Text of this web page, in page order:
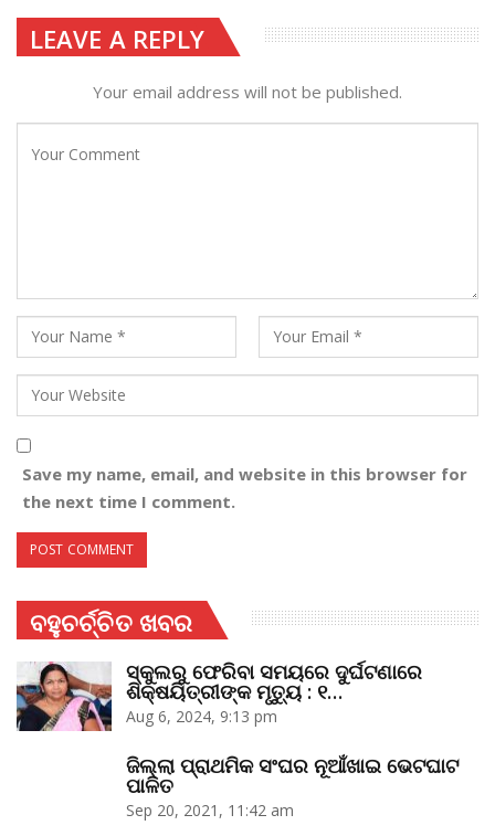
LEAVE A REPLY
Your email address will not be published.
Save my name, email, and website in this browser for
the next time I comment.
ବହୁଚର୍ଚ୍ଚିତ ଖବର
ସ୍କୁଲରୁ ଫେରିବା ସମୟରେ ଦୁର୍ଘଟଣାରେ
ଶିକ୍ଷୟିତ୍ରୀଙ୍କ ମୃତ୍ୟୁ : ୧…
Aug 6, 2024, 9:13 pm
ଜିଲ୍ଲା ପ୍ରାଥମିକ ସଂଘର ନୂଆଁଖାଇ ଭେଟଘାଟ
ପାଳିତ
Sep 20, 2021, 11:42 am